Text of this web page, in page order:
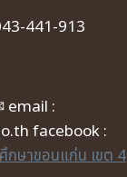
441-913
email :
facebook :
กษาขอนแก่น เขต 4